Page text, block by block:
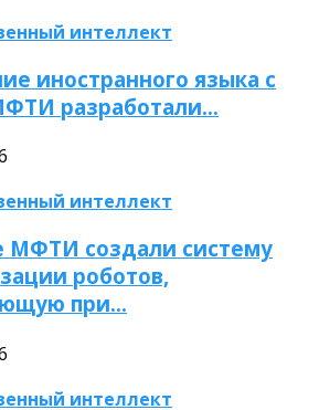
интеллект
иностранного языка с
разработали…
интеллект
МФТИ создали систему
роботов,
при…
интеллект